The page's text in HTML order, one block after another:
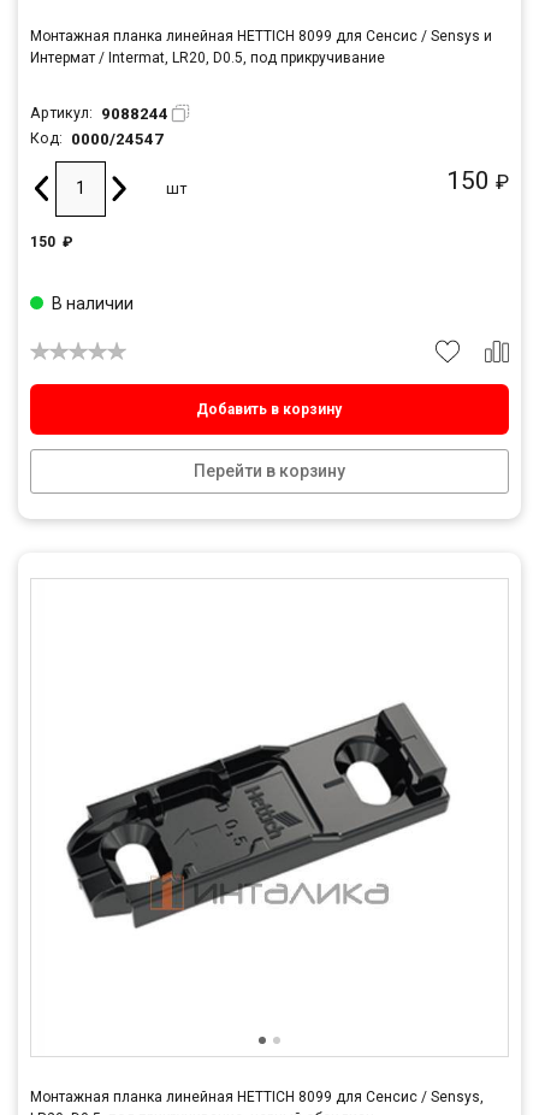
Монтажная планка линейная HETTICH 8099 для Сенсис / Sensys и
Интермат / Intermat, LR20, D0.5, под прикручивание
Артикул: 9088244
Код: 0000/24547
150 ₽
шт
150 ₽
Добавить в корзину
Перейти в корзину
В наличии
Монтажная планка линейная HETTICH 8099 для Сенсис / Sensys,